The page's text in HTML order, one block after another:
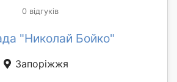
0 відгуків
"Николай Бойко"
Запоріжжя